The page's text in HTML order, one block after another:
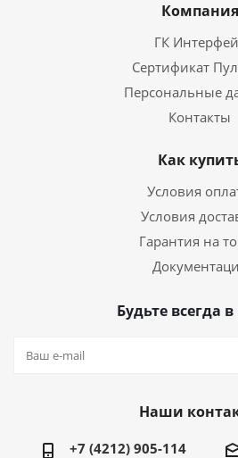
Компания
ГК
Сертификат
Персональные
Контакты
Как
Условия
Условия
Гарантия на
Будьте всегда в
Наши
+7 (4212) 905-114